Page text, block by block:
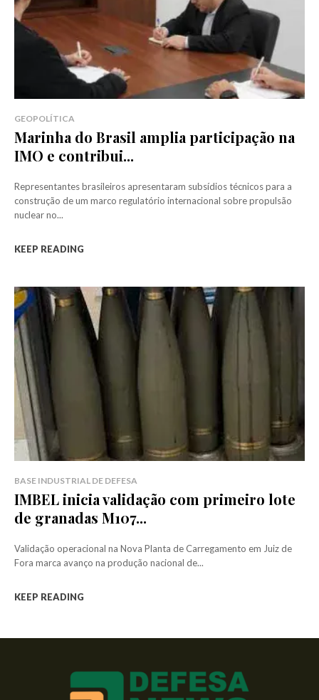
GEOPOLÍTICA
Marinha do Brasil amplia participação na
IMO e contribui...
Representantes brasileiros apresentaram subsídios técnicos para a
construção de um marco regulatório internacional sobre propulsão
nuclear no...
KEEP READING
BASE INDUSTRIAL DE DEFESA
IMBEL inicia validação com primeiro lote
de granadas M107...
Validação operacional na Nova Planta de Carregamento em Juiz de
Fora marca avanço na produção nacional de...
KEEP READING